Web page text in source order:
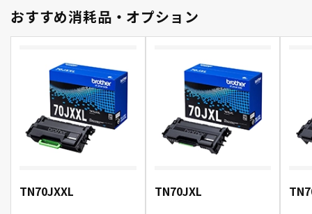
おすすめ消耗品・オプション
TN70JXXL TN70JXL